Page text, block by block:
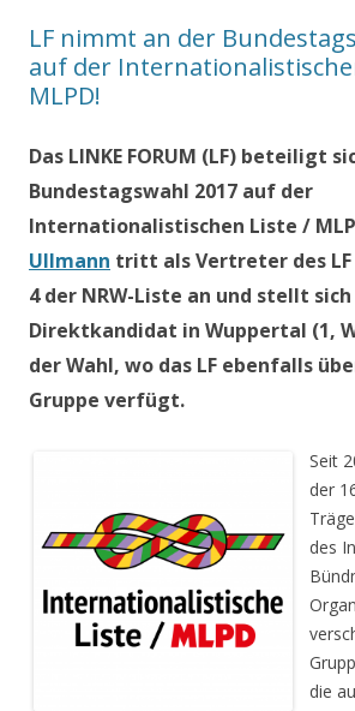
LF nimmt an der
auf der
MLPD!
Das LINKE FORUM (LF) beteiligt
Bundestagswahl 2017 auf der
Internationalistischen Liste /
Ullmann tritt als Vertreter des
4 der NRW-Liste an und stellt
Direktkandidat in Wuppertal (1,
der Wahl, wo das LF ebenfalls
Gruppe verfügt.
Seit
der
des
die